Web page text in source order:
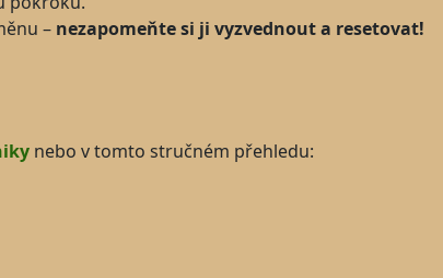
– nezapomeňte si ji vyzvednout a resetovat!
nebo v tomto stručném přehledu: